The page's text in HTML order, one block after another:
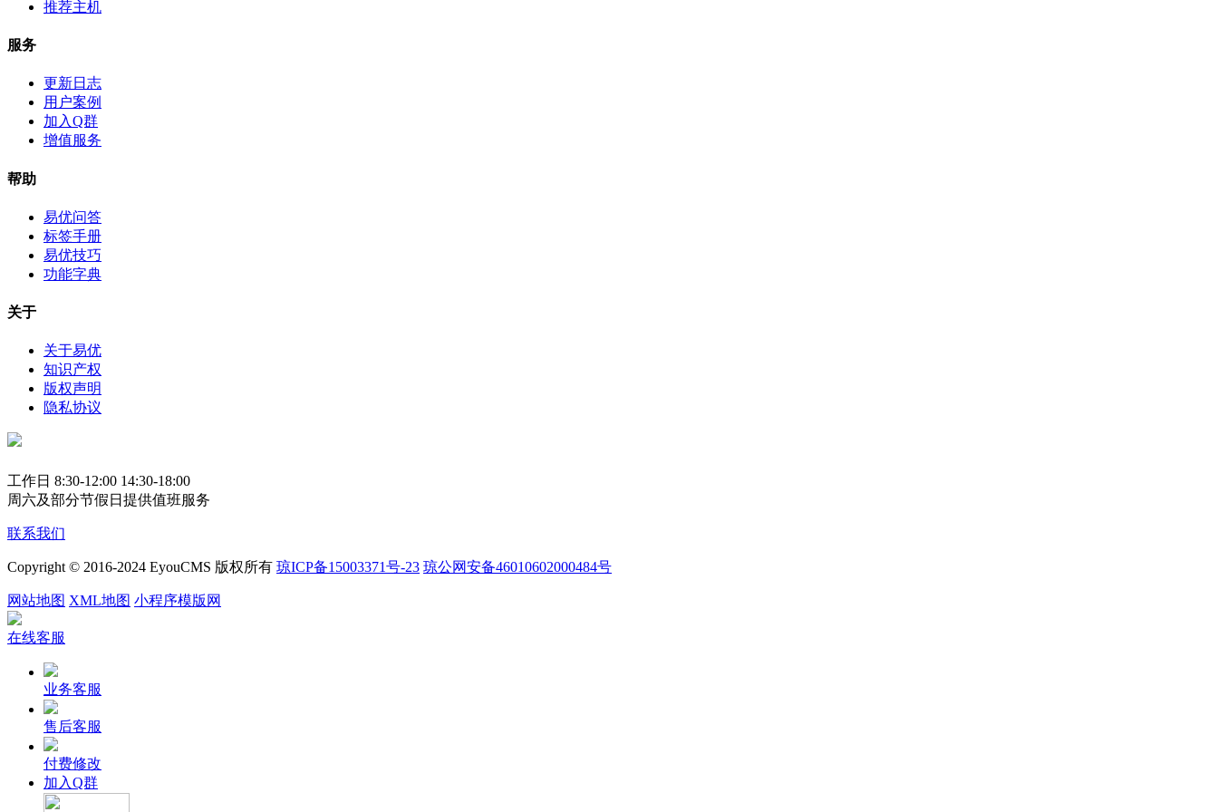
推荐主机
服务
更新日志
用户案例
加入Q群
增值服务
帮助
易优问答
标签手册
易优技巧
功能字典
关于
关于易优
知识产权
版权声明
隐私协议
工作日 8:30-12:00 14:30-18:00
周六及部分节假日提供值班服务
联系我们
Copyright © 2016-2024 EyouCMS 版权所有 琼ICP备15003371号-23 琼公网安备46010602000484号
网站地图 XML地图 小程序模版网
在线客服
业务客服
售后客服
付费修改
加入Q群